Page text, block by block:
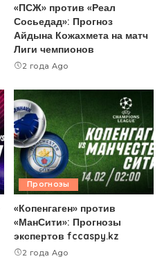
«ПСЖ» против «Реал
Сосьедад»: Прогноз
Айдына Кожахмета на матч
Лиги чемпионов
2 года Ago
Прогнозы
«Копенгаген» против
«МанСити»: Прогнозы
экспертов fccaspy.kz
2 года Ago